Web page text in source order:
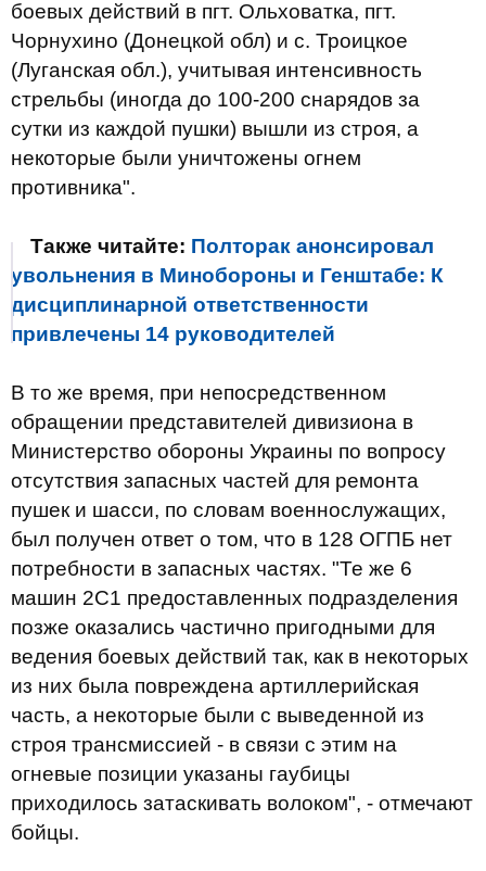
боевых действий в пгт. Ольховатка, пгт.
Чорнухино (Донецкой обл) и с. Троицкое
(Луганская обл.), учитывая интенсивность
стрельбы (иногда до 100-200 снарядов за
сутки из каждой пушки) вышли из строя, а
некоторые были уничтожены огнем
противника".
Также читайте: Полторак анонсировал
увольнения в Минобороны и Генштабе: К
дисциплинарной ответственности
привлечены 14 руководителей
В то же время, при непосредственном
обращении представителей дивизиона в
Министерство обороны Украины по вопросу
отсутствия запасных частей для ремонта
пушек и шасси, по словам военнослужащих,
был получен ответ о том, что в 128 ОГПБ нет
потребности в запасных частях. "Те же 6
машин 2С1 предоставленных подразделения
позже оказались частично пригодными для
ведения боевых действий так, как в некоторых
из них была повреждена артиллерийская
часть, а некоторые были с выведенной из
строя трансмиссией - в связи с этим на
огневые позиции указаны гаубицы
приходилось затаскивать волоком", - отмечают
бойцы.